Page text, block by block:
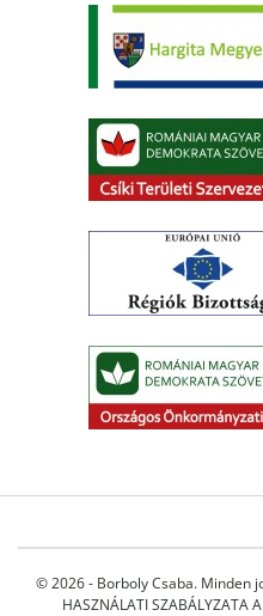
© 2026 - Borboly Csaba. Minden
HASZNÁLATI SZABÁLYZATA